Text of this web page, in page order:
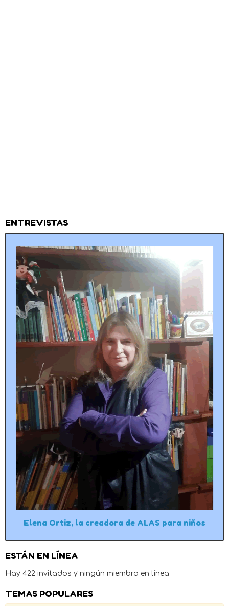
ENTREVISTAS
Elena Ortiz, la creadora de ALAS para niños
ESTÁN EN LÍNEA
Hay 422 invitados y ningún miembro en línea
TEMAS POPULARES